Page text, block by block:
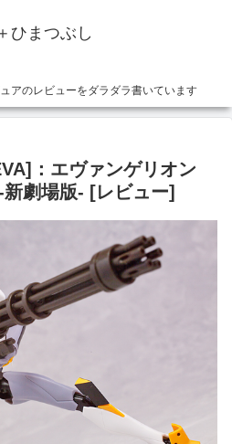
ひまつぶし
アのレビューをダラダラ書いています
：エヴァンゲリオン
劇場版- [レビュー]